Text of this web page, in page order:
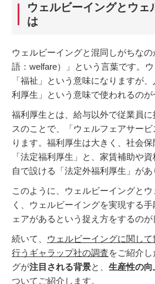
ウェルビーイングとウェ
は
ウェルビーイングと混同しがちな
語：welfare）」という言葉です。
「福祉」という意味になりますが
利厚生」という意味で使われるのが
福利厚生とは、給与以外で従業員
スのことで、「ウェルフェアサー
ります。福利厚生は大きく、社会
「法定福利厚生」と、家賃補助や
自で設ける「法定外福利厚生」があ
このように、ウェルビーイングと
く、ウェルビーイングを実現する
ェアがあるという捉え方をするのが
続いて、 ウェルビーイングに関し
行うギャラップ社の調査をご紹介
グが注目される背景と、 生産性の向
ついてご紹介します。